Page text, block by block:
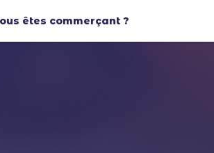
êtes commerçant ?